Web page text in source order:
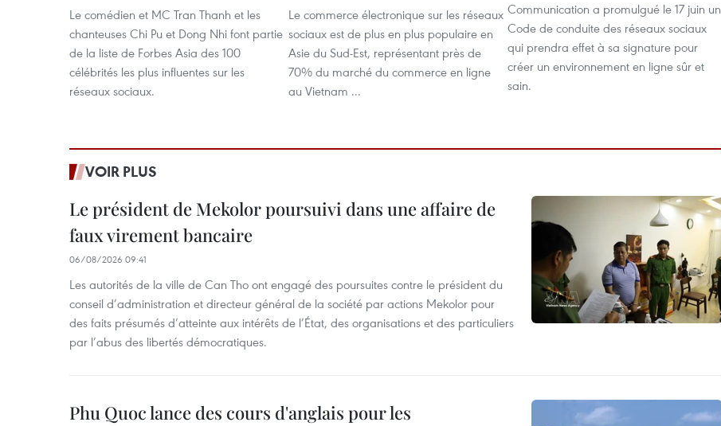
Le comédien et MC Tran Thanh et les
chanteuses Chi Pu et Dong Nhi font partie
de la liste de Forbes Asia des 100
célébrités les plus influentes sur les
réseaux sociaux.
Le commerce électronique sur les réseaux
sociaux est de plus en plus populaire en
Asie du Sud-Est, représentant près de
70% du marché du commerce en ligne
au Vietnam ...
Communication a promulgué le 17 juin un
Code de conduite des réseaux sociaux
qui prendra effet à sa signature pour
créer un environnement en ligne sûr et
sain.
VOIR PLUS
Le président de Mekolor poursuivi dans une affaire de
faux virement bancaire
06/08/2026 09:41
Les autorités de la ville de Can Tho ont engagé des poursuites contre le président du
conseil d’administration et directeur général de la société par actions Mekolor pour
des faits présumés d’atteinte aux intérêts de l’État, des organisations et des particuliers
par l’abus des libertés démocratiques.
Phu Quoc lance des cours d'anglais pour les